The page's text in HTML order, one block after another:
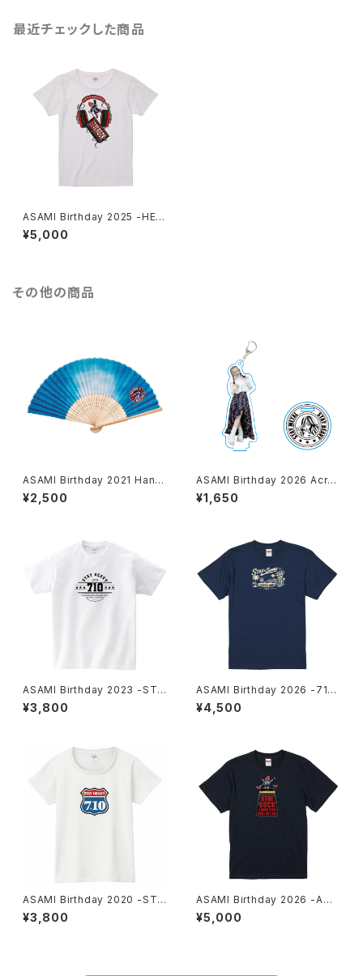
最近チェックした商品
ASAMI Birthday 2025 -HEA
DPHONES- T-shirt White
WOMEN
¥5,000
その他の商品
ASAMI Birthday 2021 Hand
Fan
¥2,500
ASAMI Birthday 2026 Acryli
c Stand Keychain Check
¥1,650
ASAMI Birthday 2023 -STA
Y HEAVY- T-shirt White ME
N
¥3,800
ASAMI Birthday 2026 -710-
T-shirt Indigo MEN
¥4,500
ASAMI Birthday 2020 -STA
Y HEAVY- T-shirt White W
OMEN
¥3,800
ASAMI Birthday 2026 -AMP
- T-shirt Navy MEN
¥5,000